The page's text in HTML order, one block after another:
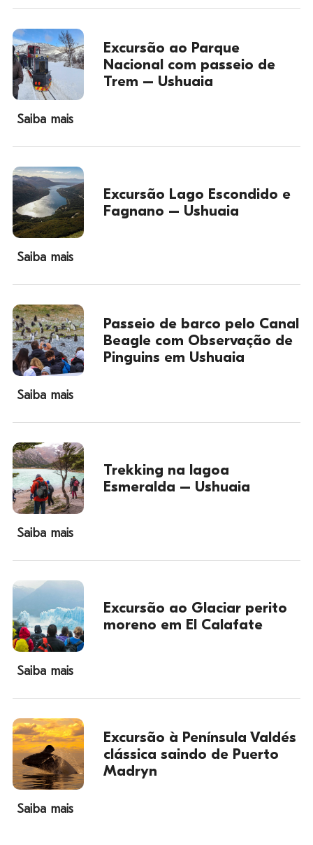
Excursão ao Parque
Nacional com passeio de
Trem – Ushuaia
Saiba mais
Excursão Lago Escondido e
Fagnano – Ushuaia
Saiba mais
Passeio de barco pelo Canal
Beagle com Observação de
Pinguins em Ushuaia
Saiba mais
Trekking na lagoa
Esmeralda – Ushuaia
Saiba mais
Excursão ao Glaciar perito
moreno em El Calafate
Saiba mais
Excursão à Península Valdés
clássica saindo de Puerto
Madryn
Saiba mais